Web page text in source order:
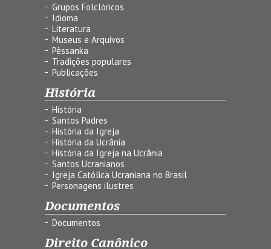
Grupos Folclóricos
Idioma
Literatura
Museus e Arquivos
Pêssanka
Tradições populares
Publicações
História
História
Santos Padres
História da Igreja
História da Ucrânia
História da Igreja na Ucrânia
Santos Ucranianos
Igreja Católica Ucraniana no Brasil
Personagens ilustres
Documentos
Documentos
Direito Canônico